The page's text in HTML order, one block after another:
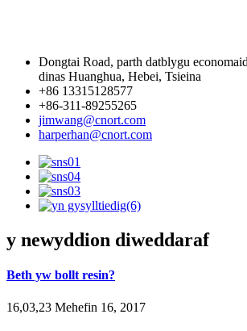
Dongtai Road, parth datblygu
dinas Huanghua, Hebei, Tsieina
+86 13315128577
+86-311-89255265
jimwang@cnort.com
harperhan@cnort.com
y newyddion diweddaraf
Beth yw bollt resin?
16,03,23 Mehefin 16, 2017